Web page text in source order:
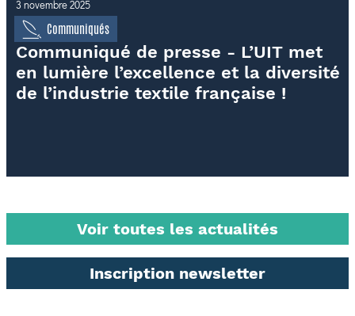
3 novembre 2025
Communiqués
Communiqué de presse - L’UIT met
en lumière l’excellence et la diversité
de l’industrie textile française !
Voir toutes les actualités
Inscription newsletter